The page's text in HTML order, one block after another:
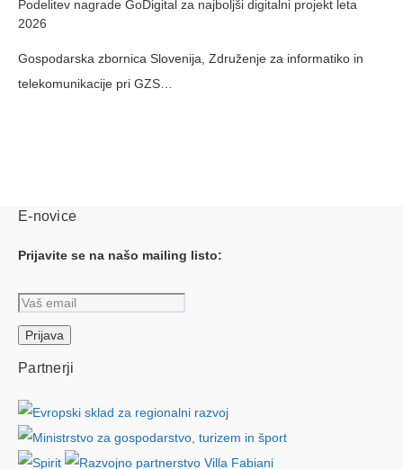
Podelitev nagrade GoDigital za najboljši digitalni projekt leta
2026
Gospodarska zbornica Slovenija, Združenje za informatiko in
telekomunikacije pri GZS…
E-novice
Prijavite se na našo mailing listo:
Partnerji